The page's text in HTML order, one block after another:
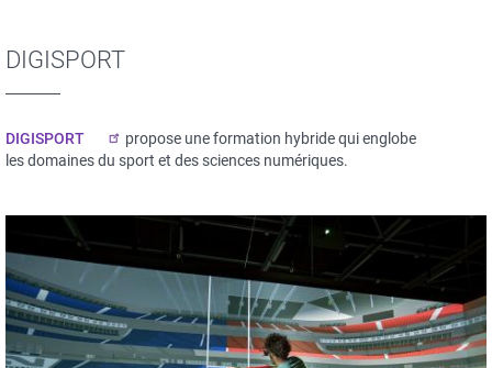
DIGISPORT
DIGISPORT
propose une formation hybride qui englobe
les domaines du sport et des sciences numériques.